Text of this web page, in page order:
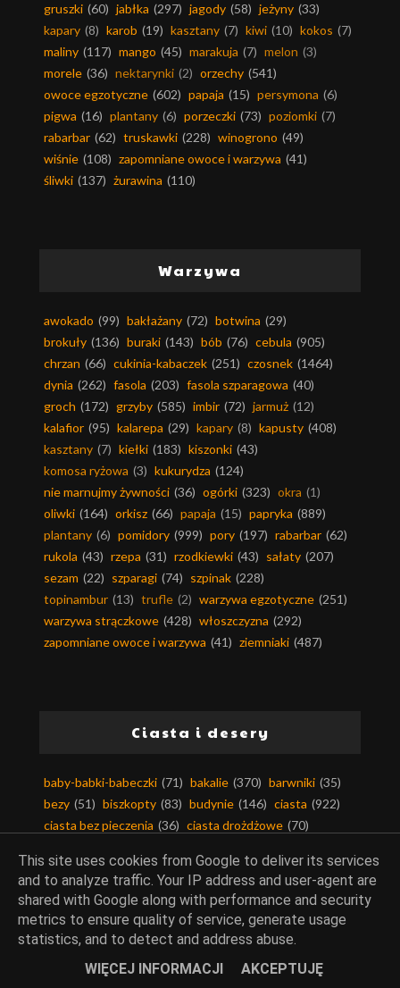
gruszki (60) jabłka (297) jagody (58) jeżyny (33)
kapary (8) karob (19) kasztany (7) kiwi (10) kokos (7)
maliny (117) mango (45) marakuja (7) melon (3)
morele (36) nektarynki (2) orzechy (541)
owoce egzotyczne (602) papaja (15) persymona (6)
pigwa (16) plantany (6) porzeczki (73) poziomki (7)
rabarbar (62) truskawki (228) winogrono (49)
wiśnie (108) zapomniane owoce i warzywa (41)
śliwki (137) żurawina (110)
Warzywa
awokado (99) bakłażany (72) botwina (29)
brokuły (136) buraki (143) bób (76) cebula (905)
chrzan (66) cukinia-kabaczek (251) czosnek (1464)
dynia (262) fasola (203) fasola szparagowa (40)
groch (172) grzyby (585) imbir (72) jarmuż (12)
kalafior (95) kalarepa (29) kapary (8) kapusty (408)
kasztany (7) kiełki (183) kiszonki (43)
komosa ryżowa (3) kukurydza (124)
nie marnujmy żywności (36) ogórki (323) okra (1)
oliwki (164) orkisz (66) papaja (15) papryka (889)
plantany (6) pomidory (999) pory (197) rabarbar (62)
rukola (43) rzepa (31) rzodkiewki (43) sałaty (207)
sezam (22) szparagi (74) szpinak (228)
topinambur (13) trufle (2) warzywa egzotyczne (251)
warzywa strączkowe (428) włoszczyzna (292)
zapomniane owoce i warzywa (41) ziemniaki (487)
Ciasta i desery
baby-babki-babeczki (71) bakalie (370) barwniki (35)
bezy (51) biszkopty (83) budynie (146) ciasta (922)
ciasta bez pieczenia (36) ciasta drożdżowe (70)
ciasta piaskowe (11) ciasta ucierane (189)
ciasta z kremem (62) ciasta z owocami (350)
ciasta z warzywami
(71) ciastka i ciasteczka
ciasto filo
(13) ciasto francuskie
(63)
ciasto maślane (6) ciasto parzone (17)
This site uses cookies from Google to deliver its services
and to analyze traffic. Your IP address and user-agent are
shared with Google along with performance and security
metrics to ensure quality of service, generate usage
statistics, and to detect and address abuse.
WIĘCEJ INFORMACJI
AKCEPTUJĘ